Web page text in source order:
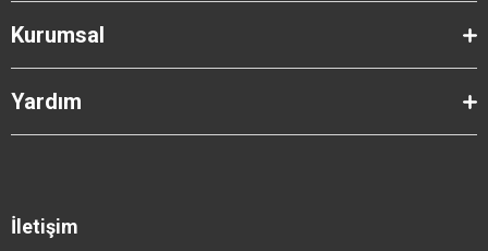
Kurumsal
Yardım
İletişim